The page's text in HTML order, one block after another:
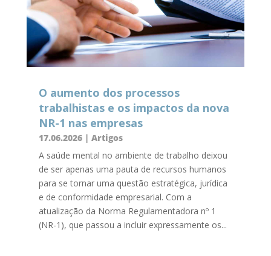
O aumento dos processos
trabalhistas e os impactos da nova
NR-1 nas empresas
17.06.2026| Artigos
A saúde mental no ambiente de trabalho deixou
de ser apenas uma pauta de recursos humanos
para se tornar uma questão estratégica, jurídica
e de conformidade empresarial. Com a
atualização da Norma Regulamentadora nº 1
(NR-1), que passou a incluir expressamente os...